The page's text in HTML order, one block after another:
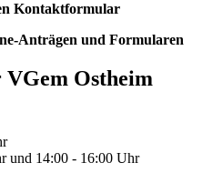
Kontaktformular
Anträgen und Formularen
VGem Ostheim
14:00 - 16:00 Uhr